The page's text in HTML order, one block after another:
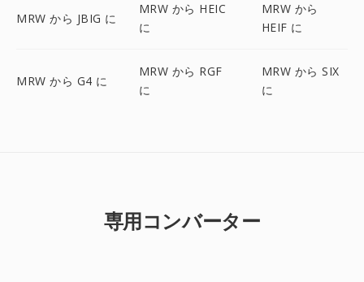
MRW から JBIG に
MRW から HEIC
に
MRW から
HEIF に
MRW から G4 に
MRW から RGF
に
MRW から SIX
に
専用コンバーター